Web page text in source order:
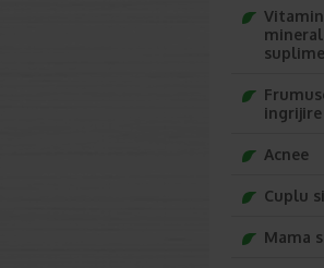
ingrijire
Acnee
Cuplu
Mama